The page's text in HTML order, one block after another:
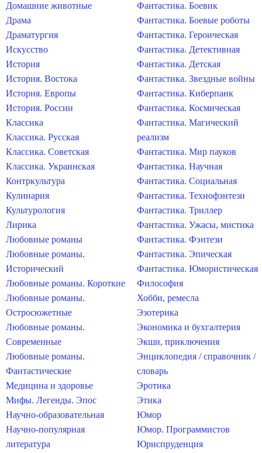
Домашние животные
Драма
Драматургия
Искусство
История
История. Востока
История. Европы
История. России
Классика
Классика. Русская
Классика. Советская
Классика. Украинская
Контркультура
Кулинария
Культурология
Лирика
Любовные романы
Любовные романы.
Исторический
Любовные романы. Короткие
Любовные романы.
Остросюжетные
Любовные романы.
Современные
Любовные романы.
Фантастические
Медицина и здоровье
Мифы. Легенды. Эпос
Научно-образовательная
Научно-популярная
литература
Фантастика. Боевик
Фантастика. Боевые роботы
Фантастика. Героическая
Фантастика. Детективная
Фантастика. Детская
Фантастика. Звездные войны
Фантастика. Киберпанк
Фантастика. Космическая
Фантастика. Магический
реализм
Фантастика. Мир пауков
Фантастика. Научная
Фантастика. Социальная
Фантастика. Технофэнтези
Фантастика. Триллер
Фантастика. Ужасы, мистика
Фантастика. Фэнтези
Фантастика. Эпическая
Фантастика. Юмористическая
Философия
Хобби, ремесла
Эзотерика
Экономика и бухгалтерия
Экшн, приключения
Энциклопедия / справочник /
словарь
Эротика
Этика
Юмор
Юмор. Программистов
Юриспруденция